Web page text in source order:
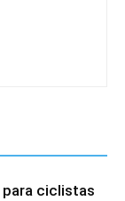
para ciclistas